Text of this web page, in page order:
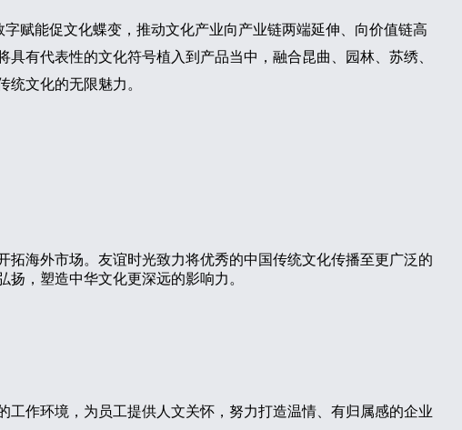
赋能促文化蝶变，推动文化产业向产业链两端延伸、向价值链高
有代表性的文化符号植入到产品当中，融合昆曲、园林、苏绣、
文化的无限魅力。
海外市场。友谊时光致力将优秀的中国传统文化传播至更广泛的
，塑造中华文化更深远的影响力。
作环境，为员工提供人文关怀，努力打造温情、有归属感的企业